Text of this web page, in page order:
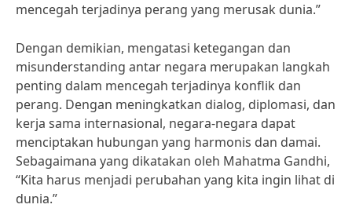
mencegah terjadinya perang yang merusak dunia.”
Dengan demikian, mengatasi ketegangan dan
misunderstanding antar negara merupakan langkah
penting dalam mencegah terjadinya konflik dan
perang. Dengan meningkatkan dialog, diplomasi, dan
kerja sama internasional, negara-negara dapat
menciptakan hubungan yang harmonis dan damai.
Sebagaimana yang dikatakan oleh Mahatma Gandhi,
“Kita harus menjadi perubahan yang kita ingin lihat di
dunia.”